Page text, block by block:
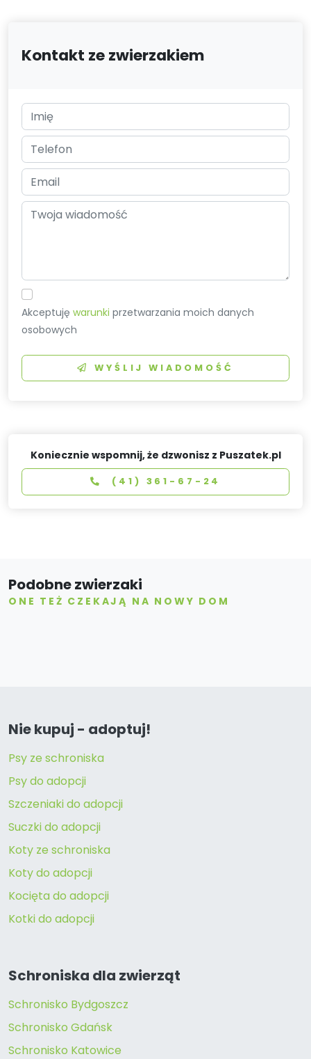
Kontakt ze zwierzakiem
Akceptujęwarunki przetwarzania moich danych
osobowych
WYŚLIJ WIADOMOŚĆ
Koniecznie wspomnij, że dzwonisz z Puszatek.pl
(41) 361-67-24
Podobne zwierzaki
ONE TEŻ CZEKAJĄ NA NOWY DOM
Nie kupuj - adoptuj!
Psy ze schroniska
Psy do adopcji
Szczeniaki do adopcji
Suczki do adopcji
Koty ze schroniska
Koty do adopcji
Kocięta do adopcji
Kotki do adopcji
Schroniska dla zwierząt
Schronisko Bydgoszcz
Schronisko Gdańsk
Schronisko Katowice